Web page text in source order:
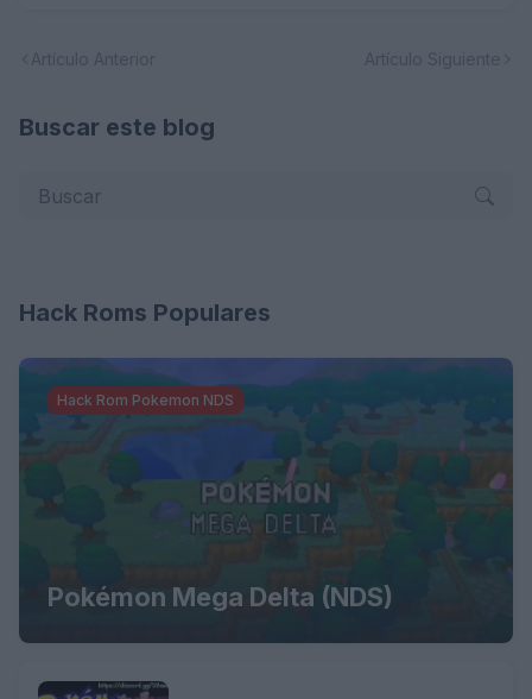
Artículo Anterior Artículo Siguiente
Buscar este blog
Hack Roms Populares
Hack Rom Pokemon NDS
Pokémon Mega Delta (NDS)